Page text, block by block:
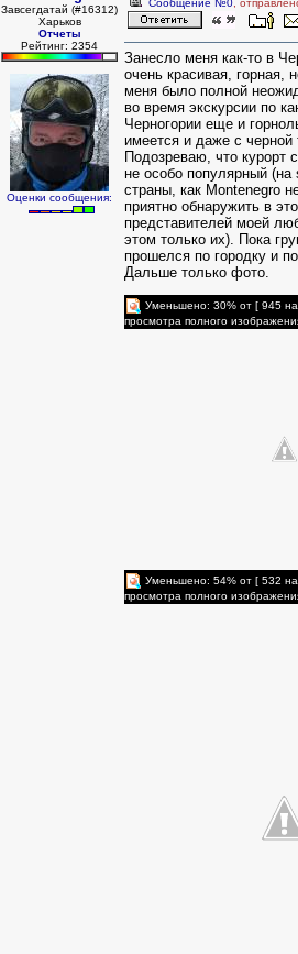
Завсегдатай (#16312)
Харьков
Отчеты
Рейтинг: 2354
Оценки сообщения:
Сообщение №0 ,
Занесло меня как-то в
очень красивая, горная,
меня было полной
во время экскурсии по
Черногории еще и
имеется и даже с черной
Подозреваю, что курорт
не особо популярный (на
страны, как Montenegro
приятно обнаружить в
представителей моей
этом только их). Пока
прошелся по городку и
Дальше только фото.
Уменьшено: 30% от [ 945
просмотра полного
Уменьшено: 54% от [ 532
просмотра полного